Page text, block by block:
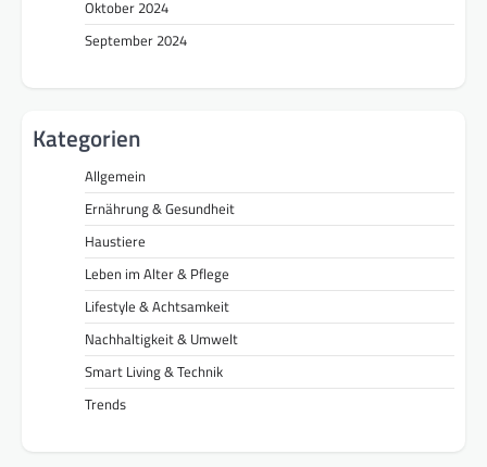
Oktober 2024
September 2024
Kategorien
Allgemein
Ernährung & Gesundheit
Haustiere
Leben im Alter & Pflege
Lifestyle & Achtsamkeit
Nachhaltigkeit & Umwelt
Smart Living & Technik
Trends